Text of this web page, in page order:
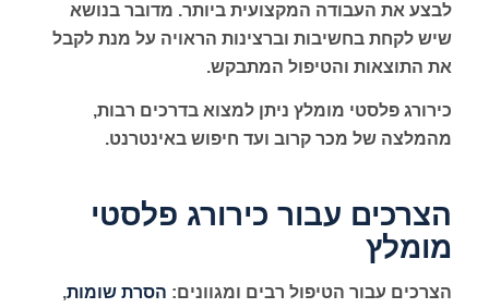
לבצע את העבודה המקצועית ביותר. מדובר בנושא
שיש לקחת בחשיבות וברצינות הראויה על מנת לקבל
את התוצאות והטיפול המתבקש.
כירורג פלסטי מומלץ ניתן למצוא בדרכים רבות,
מהמלצה של מכר קרוב ועד חיפוש באינטרנט.
הצרכים עבור כירורג פלסטי
מומלץ
הצרכים עבור הטיפול רבים ומגוונים: הסרת שומות,